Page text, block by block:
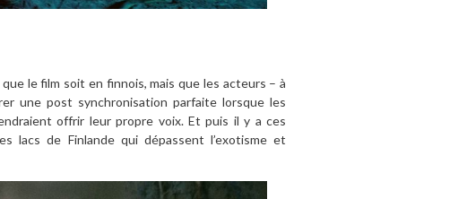
le film soit en finnois, mais que les acteurs – à
une post synchronisation parfaite lorsque les
offrir leur propre voix. Et puis il y a ces
lacs de Finlande qui dépassent l’exotisme et